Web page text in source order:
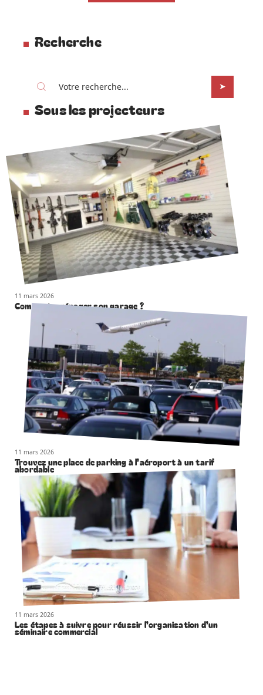
Recherche
Sous les projecteurs
11 mars 2026
Comment aménager son garage ?
11 mars 2026
Trouvez une place de parking à l’aéroport à un tarif
abordable
11 mars 2026
Les étapes à suivre pour réussir l’organisation d’un
séminaire commercial